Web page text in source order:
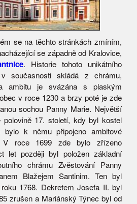
se na těchto stránkách zmíním,
se západně od Kralovice,
. Historie tohoto unikátního
současnosti skládá z chrámu,
ambitu je svázána s plaským
v roce 1230 a brzy poté je zde
sochou Panny Marie. Největší
17. století, kdy byl kostel
bylo k němu připojeno ambitové
roce 1699 zde bylo zřízeno
let později byl položen základní
chrámu Zvěstování Panny
Blažejem Santinim. Ten byl
1768. Dekretem Josefa II. byl
zrušen a Mariánský Týnec byl od